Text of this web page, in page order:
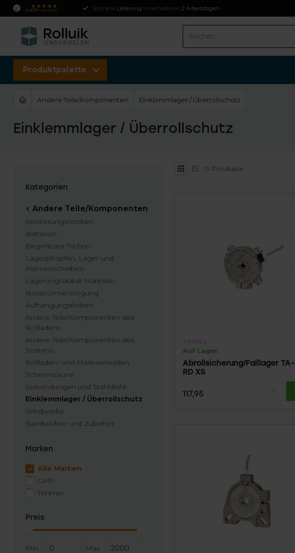
4.457+ reviews Schnelle Lieferung innerhalb von 2 Arbeitstagen
Produktpalette
Andere Teile/Komponenten Einklemmlager / Überrollschutz
Einklemmlager / Überrollschutz
Kategorien
Andere Teile/Komponenten
Arretierungsnocken
Batterien
Begehbare Trichter
Lagerpfropfen, Lager und
Riemenscheiben
Lagerungsdübel Markisen
Notstromversorgung
Aufhängungsfedern
Andere Teile/Komponenten des
Rollladens
Andere Teile/Komponenten des
Screens
Rollladen- und Markisenwellen
Scherenzäune
Seilwindungen und Stahldraht
Einklemmlager / Überrollschutz
Windwerke
Bandwickler und Zubehör
Marken
Alle Marken
GMF
Timmer
Preis
Min Max
15 Produkte
TIMMER
Auf Lager
Abrollsicherung/Falllager
RD XS
117,95